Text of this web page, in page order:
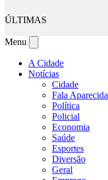
ÚLTIMAS
Menu
A Cidade
Notícias
Cidade
Fala Aparecida
Política
Policial
Economia
Saúde
Esportes
Diversão
Geral